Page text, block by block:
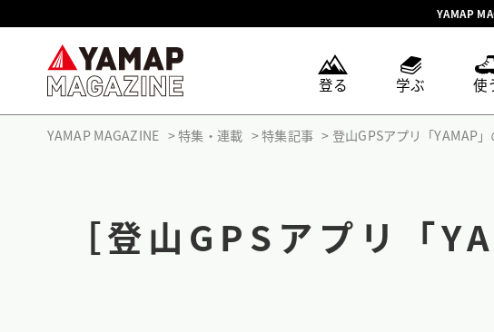
YAMAP
登る 学ぶ 使
YAMAP MAGAZINE 特集・連載 特集記事 登山GPSアプリ「YAMAP
［登山GPSアプリ「